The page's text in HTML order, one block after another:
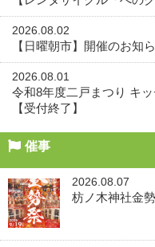
2026.08.02
【日曜朝市】開催のお知
2026.08.01
令和8年度二戸まつり キ
【受付終了】
催事
2026.08.07
枋ノ木神社金